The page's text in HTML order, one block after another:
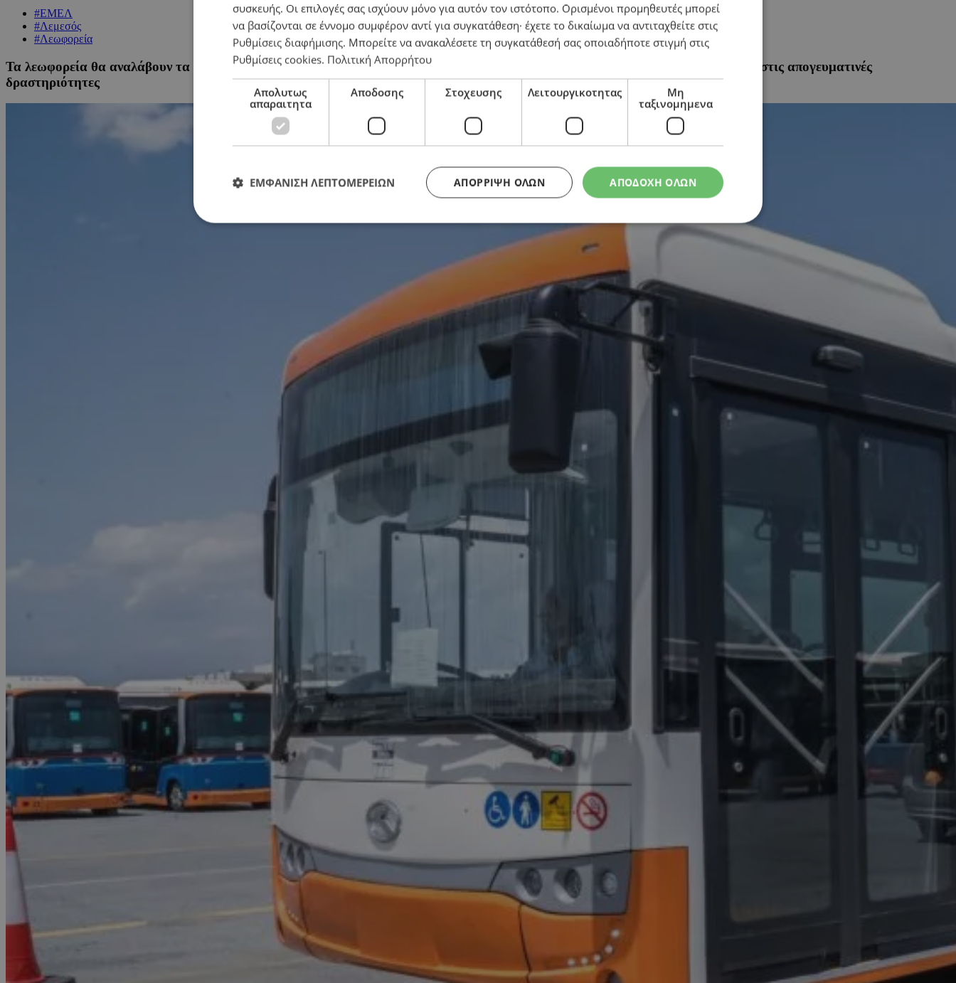
#ΕΜΕΛ
#Λεμεσός
#Λεωφορεία
Τα λεωφορεία θα αναλάβουν τα φροντιστήρια των παιδιών – Πρόταση ΕΜΕΛ για μεταφορά έως και 1.000 μαθητών καθημερινά στις απογευματινές
δραστηριότητες
συσκευής. Οι επιλογές σας ισχύουν μόνο για αυτόν τον ιστότοπο. Ορισμένοι προμηθευτές μπορεί
να βασίζονται σε έννομο συμφέρον αντί για συγκατάθεση· έχετε το δικαίωμα να αντιταχθείτε στις
Ρυθμίσεις διαφήμισης. Μπορείτε να ανακαλέσετε τη συγκατάθεσή σας οποιαδήποτε στιγμή στις
Ρυθμίσεις cookies. Πολιτική Απορρήτου
Απολυτως
απαραιτητα
Αποδοσης Στοχευσης Λειτουργικοτητας
Μη
ταξινομημενα
ΑΠΟΔΟΧΗ ΟΛΩΝ
ΑΠΌΡΡΙΨΗ ΌΛΩΝ
ΕΜΦΑΝΙΣΗ ΛΕΠΤΟΜΕΡΕΙΩΝ